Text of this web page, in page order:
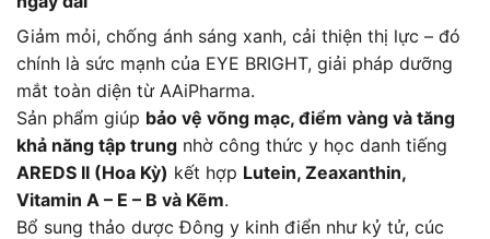
Giảm mỏi, chống ánh sáng xanh, cải thiện thị lực – đó
chính là sức mạnh của EYE BRIGHT, giải pháp dưỡng
mắt toàn diện từ AAiPharma.
Sản phẩm giúp bảo vệ võng mạc, điểm vàng và tăng
khả năng tập trung nhờ công thức y học danh tiếng
AREDS II (Hoa Kỳ) kết hợp Lutein, Zeaxanthin,
Vitamin A – E – B và Kẽm.
Bổ sung thảo dược Đông y kinh điển như kỷ tử, cúc